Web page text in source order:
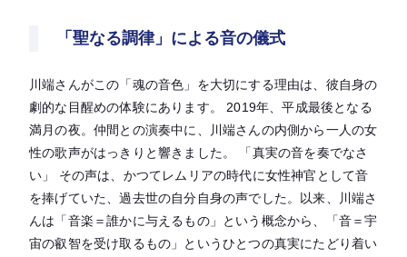
「聖なる調律」による音の儀式
川端さんがこの「魂の音色」を大切にする理由は、彼自身の
劇的な目醒めの体験にあります。 2019年、平成最後となる
満月の夜。仲間との演奏中に、川端さんの内側から一人の女
性の歌声がはっきりと響きました。 「真実の音を奏でなさ
い」 その声は、かつてレムリアの時代に女性神官として音
を捧げていた、過去世の自分自身の声でした。以来、川端さ
んは「音楽＝誰かに与えるもの」という概念から、「音＝宇
宙の叡智を受け取るもの」というひとつの真実にたどり着い